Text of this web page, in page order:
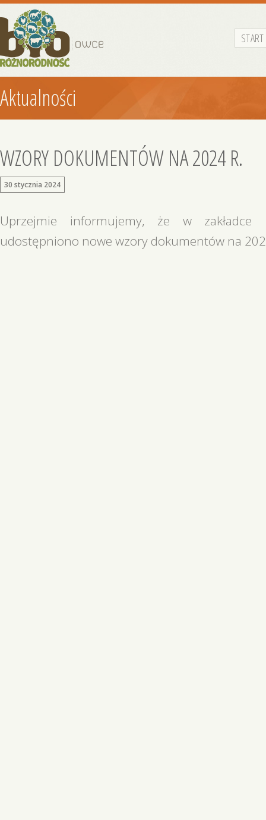
START
Aktualności
WZORY DOKUMENTÓW NA 2024 R.
30 stycznia 2024
Uprzejmie informujemy, że w zakładce
udostępniono nowe wzory dokumentów na